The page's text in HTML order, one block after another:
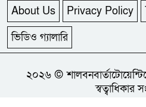
১৫
একাধিক
দিনটি
About Us Privacy Policy
ভিডিও গ্যালারি
২০২৬ ©
স্বত্বাধিকার